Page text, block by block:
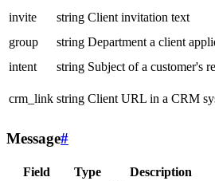
invite
string Client invitation text
group
string Department a client
intent
string Subject of a customer's
crm_link string Client URL in a CRM
Message#
Field Type Description